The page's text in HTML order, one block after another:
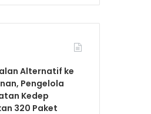
Alternatif ke
Pengelola
Kedep
320 Paket